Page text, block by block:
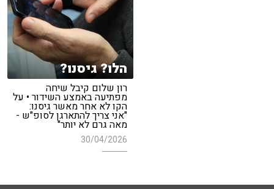
הלו? גיסנו?
רון שלום קיבל שיחה
מפתיעה באמצע השידור • על
הקו לא אחר מאשר גיסנו:
"אני צריך להתארגן לסופ"ש -
מאה גרם לא יותר"
30/04/2026